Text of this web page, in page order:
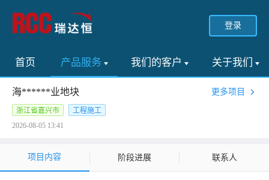
登录
首页 产品服务 我们的客户 关于我们
海******业地块 更多项目
浙江省嘉兴市
工程施工
2026-08-05 13:41
项目内容 阶段进展 联系人